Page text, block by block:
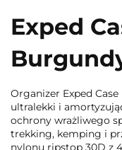
Exped
Organizer Exped
ultralekki i
ochrony wrażliwego
trekking, kemping i
nylonu ripstop 30D z